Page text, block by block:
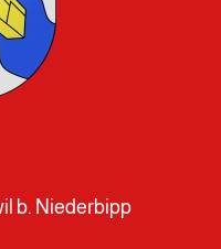
b. Niederbipp